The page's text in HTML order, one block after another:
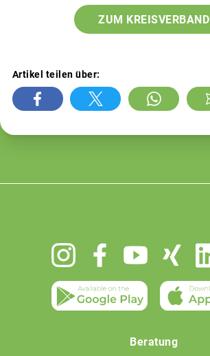
ZUM KREISVERBAND
Artikel teilen über:
Beratung